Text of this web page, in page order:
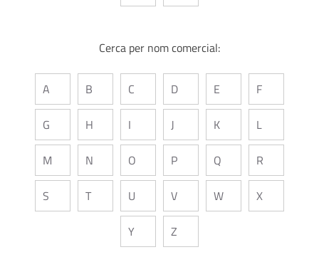
Cerca per nom comercial:
A B C D E F
G H I J K L
M N O P Q R
S T U V W X
Y Z